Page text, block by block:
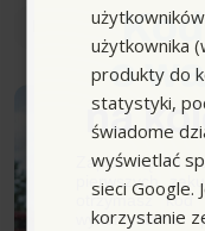
Przeczytaj
użytkownika
produkty do
statystyki,
świadome
wyświetlać
sieci Google.
korzystanie
o
na
Zapisz się do
pierwszych
otrzymasz